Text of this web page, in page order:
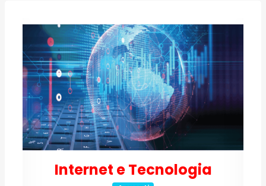
Internet e Tecnologia